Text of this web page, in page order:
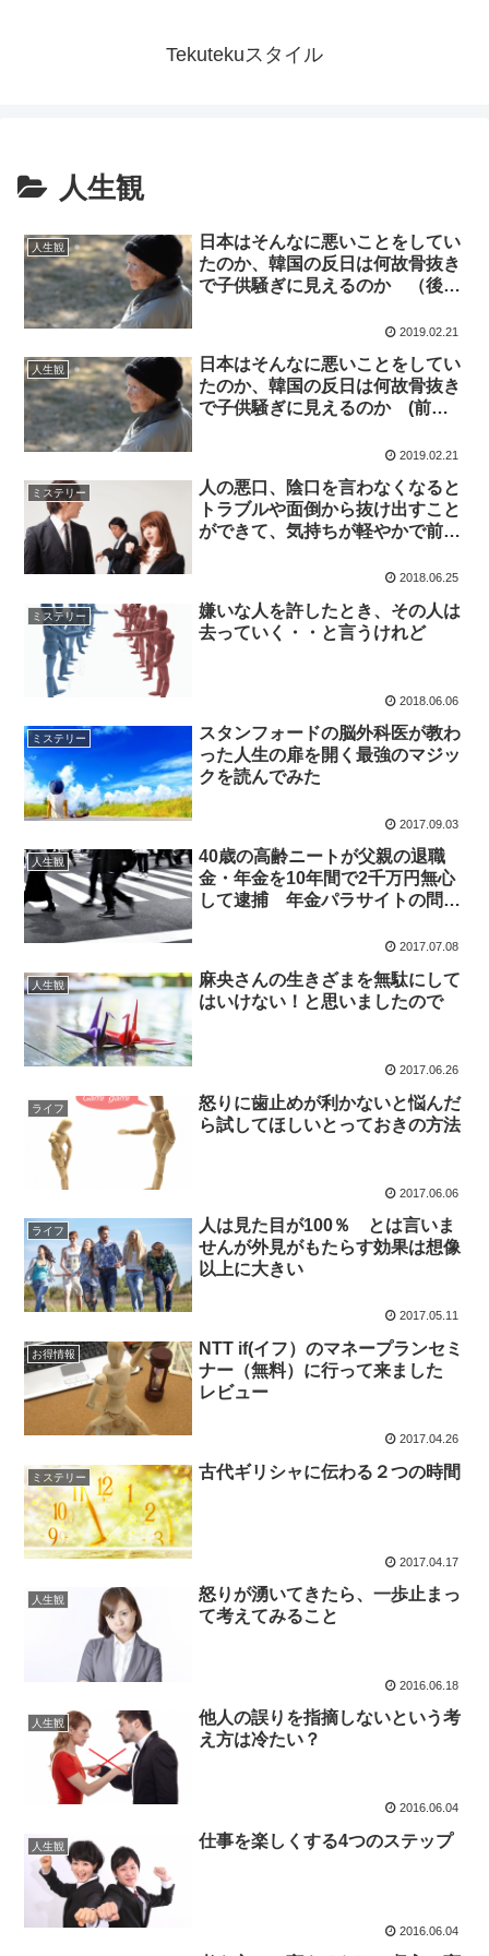
Tekutekuスタイル
人生観
人生観
日本はそんなに悪いことをしてい
たのか、韓国の反日は何故骨抜き
で子供騒ぎに見えるのか （後
2019.02.21
人生観
日本はそんなに悪いことをしてい
たのか、韓国の反日は何故骨抜き
で子供騒ぎに見えるのか (前
2019.02.21
ミステリー
人の悪口、陰口を言わなくなると
トラブルや面倒から抜け出すこと
ができて、気持ちが軽やかで前向
2018.06.25
ミステリー
嫌いな人を許したとき、その人は
去っていく・・と言うけれど
2018.06.06
ミステリー
スタンフォードの脳外科医が教わ
った人生の扉を開く最強のマジッ
クを読んでみた
2017.09.03
人生観
40歳の高齢ニートが父親の退職
金・年金を10年間で2千万円無心
して逮捕 年金パラサイトの問題
2017.07.08
人生観
麻央さんの生きざまを無駄にして
はいけない！と思いましたので
2017.06.26
ライフ
怒りに歯止めが利かないと悩んだ
ら試してほしいとっておきの方法
2017.06.06
ライフ
人は見た目が100％ とは言いま
せんが外見がもたらす効果は想像
以上に大きい
2017.05.11
お得情報
NTT if(イフ）のマネープランセミ
ナー（無料）に行って来ました
レビュー
2017.04.26
ミステリー 古代ギリシャに伝わる２つの時間
2017.04.17
人生観
怒りが湧いてきたら、一歩止まっ
て考えてみること
2016.06.18
人生観
他人の誤りを指摘しないという考
え方は冷たい？
2016.06.04
人生観 仕事を楽しくする4つのステップ
2016.06.04